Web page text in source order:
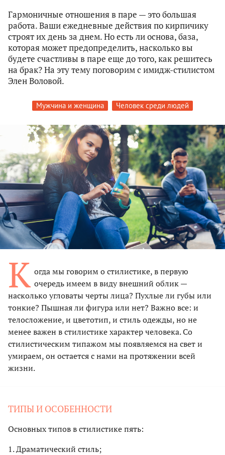
Гармоничные отношения в паре — это большая
работа. Ваши ежедневные действия по кирпичику
строят их день за днем. Но есть ли основа, база,
которая может предопределить, насколько вы
будете счастливы в паре еще до того, как решитесь
на брак? На эту тему поговорим с имидж-стилистом
Элен Воловой.
Мужчина и женщина Человек среди людей
К огда мы говорим о стилистике, в первую
очередь имеем в виду внешний облик —
насколько угловаты черты лица? Пухлые ли губы или
тонкие? Пышная ли фигура или нет? Важно все: и
телосложение, и цветотип, и стиль одежды, но не
менее важен в стилистике характер человека. Со
стилистическим типажом мы появляемся на свет и
умираем, он остается с нами на протяжении всей
жизни.
ТИПЫ И ОСОБЕННОСТИ
Основных типов в стилистике пять:
1. Драматический стиль;